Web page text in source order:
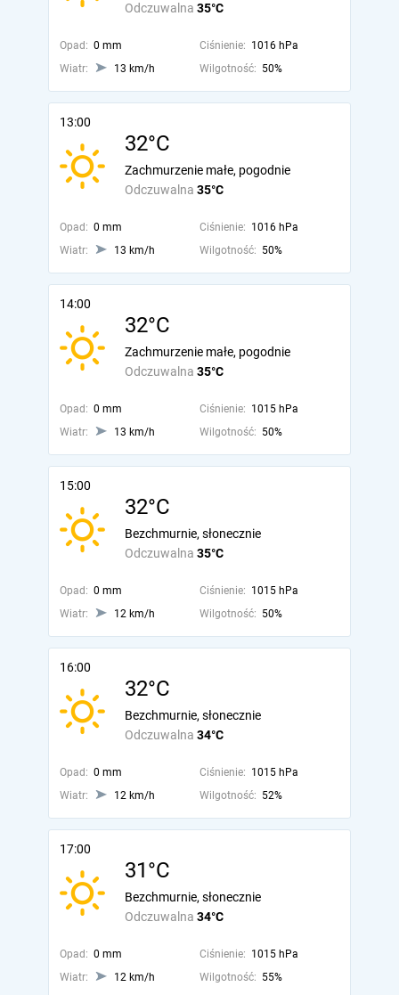
Odczuwalna 35°C
Opad: 0 mm Ciśnienie: 1016 hPa
Wiatr:
13 km/h Wilgotność: 50%
13:00
32°C
Odczuwalna 35°C
Zachmurzenie małe, pogodnie
Opad: 0 mm Ciśnienie: 1016 hPa
Wiatr:
13 km/h Wilgotność: 50%
14:00
32°C
Odczuwalna 35°C
Zachmurzenie małe, pogodnie
Opad: 0 mm Ciśnienie: 1015 hPa
Wiatr:
13 km/h Wilgotność: 50%
15:00
32°C
Odczuwalna 35°C
Bezchmurnie, słonecznie
Opad: 0 mm Ciśnienie: 1015 hPa
Wiatr:
12 km/h Wilgotność: 50%
16:00
32°C
Odczuwalna 34°C
Bezchmurnie, słonecznie
Opad: 0 mm Ciśnienie: 1015 hPa
Wiatr:
12 km/h Wilgotność: 52%
17:00
31°C
Odczuwalna 34°C
Bezchmurnie, słonecznie
Opad: 0 mm Ciśnienie: 1015 hPa
Wiatr:
12 km/h Wilgotność: 55%